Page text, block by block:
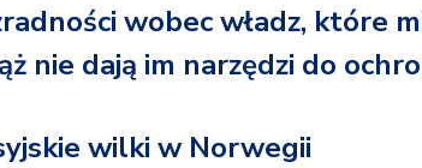
wobec władz, które
nie dają im narzędzi do
wilki w Norwegii